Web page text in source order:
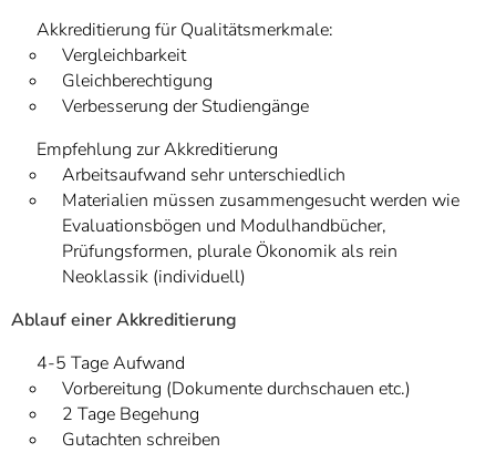
Akkreditierung für Qualitätsmerkmale:
Vergleichbarkeit
Gleichberechtigung
Verbesserung der Studiengänge
Empfehlung zur Akkreditierung
Arbeitsaufwand sehr unterschiedlich
Materialien müssen zusammengesucht werden wie
Evaluationsbögen und Modulhandbücher,
Prüfungsformen, plurale Ökonomik als rein
Neoklassik (individuell)
Ablauf einer Akkreditierung
4-5 Tage Aufwand
Vorbereitung (Dokumente durchschauen etc.)
2 Tage Begehung
Gutachten schreiben